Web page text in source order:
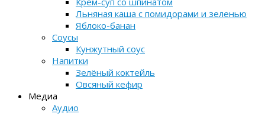
Льняная каша с помидорами и зеленью
Яблоко-банан
Соусы
Кунжутный соус
Напитки
Зелёный коктейль
Овсяный кефир
Медиа
Аудио